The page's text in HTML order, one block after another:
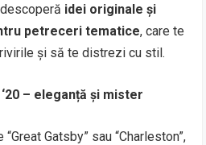
idei originale și
petreceri tematice, care te
și să te distrezi cu stil.
– eleganță și mister
Gatsby” sau “Charleston”,